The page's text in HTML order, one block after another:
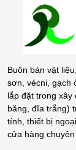
Buôn bán vật
sơn, vécni, gạch
lắp đặt trong
băng, đĩa trắng)
tính, thiết bị
cửa hàng